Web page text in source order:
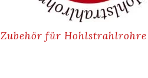
Zubehör für Hohlstrahlrohre